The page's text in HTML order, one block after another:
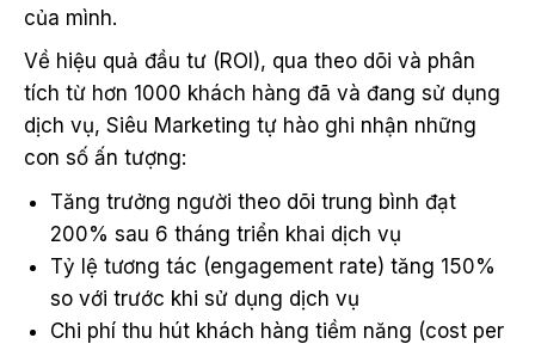
của mình.
Về hiệu quả đầu tư (ROI), qua theo dõi và phân
tích từ hơn 1000 khách hàng đã và đang sử dụng
dịch vụ, Siêu Marketing tự hào ghi nhận những
con số ấn tượng:
Tăng trưởng người theo dõi trung bình đạt
200% sau 6 tháng triển khai dịch vụ
Tỷ lệ tương tác (engagement rate) tăng 150%
so với trước khi sử dụng dịch vụ
Chi phí thu hút khách hàng tiềm năng (cost per